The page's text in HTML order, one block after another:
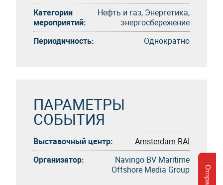
Категории
мероприятий:
Нефть и газ, Энергетика,
энергосбережение
Периодичность:
Однократно
ПАРАМЕТРЫ
СОБЫТИЯ
Выставочный центр:
Amsterdam RAI
Организатор:
Navingo BV Maritime
Offshore Media Group